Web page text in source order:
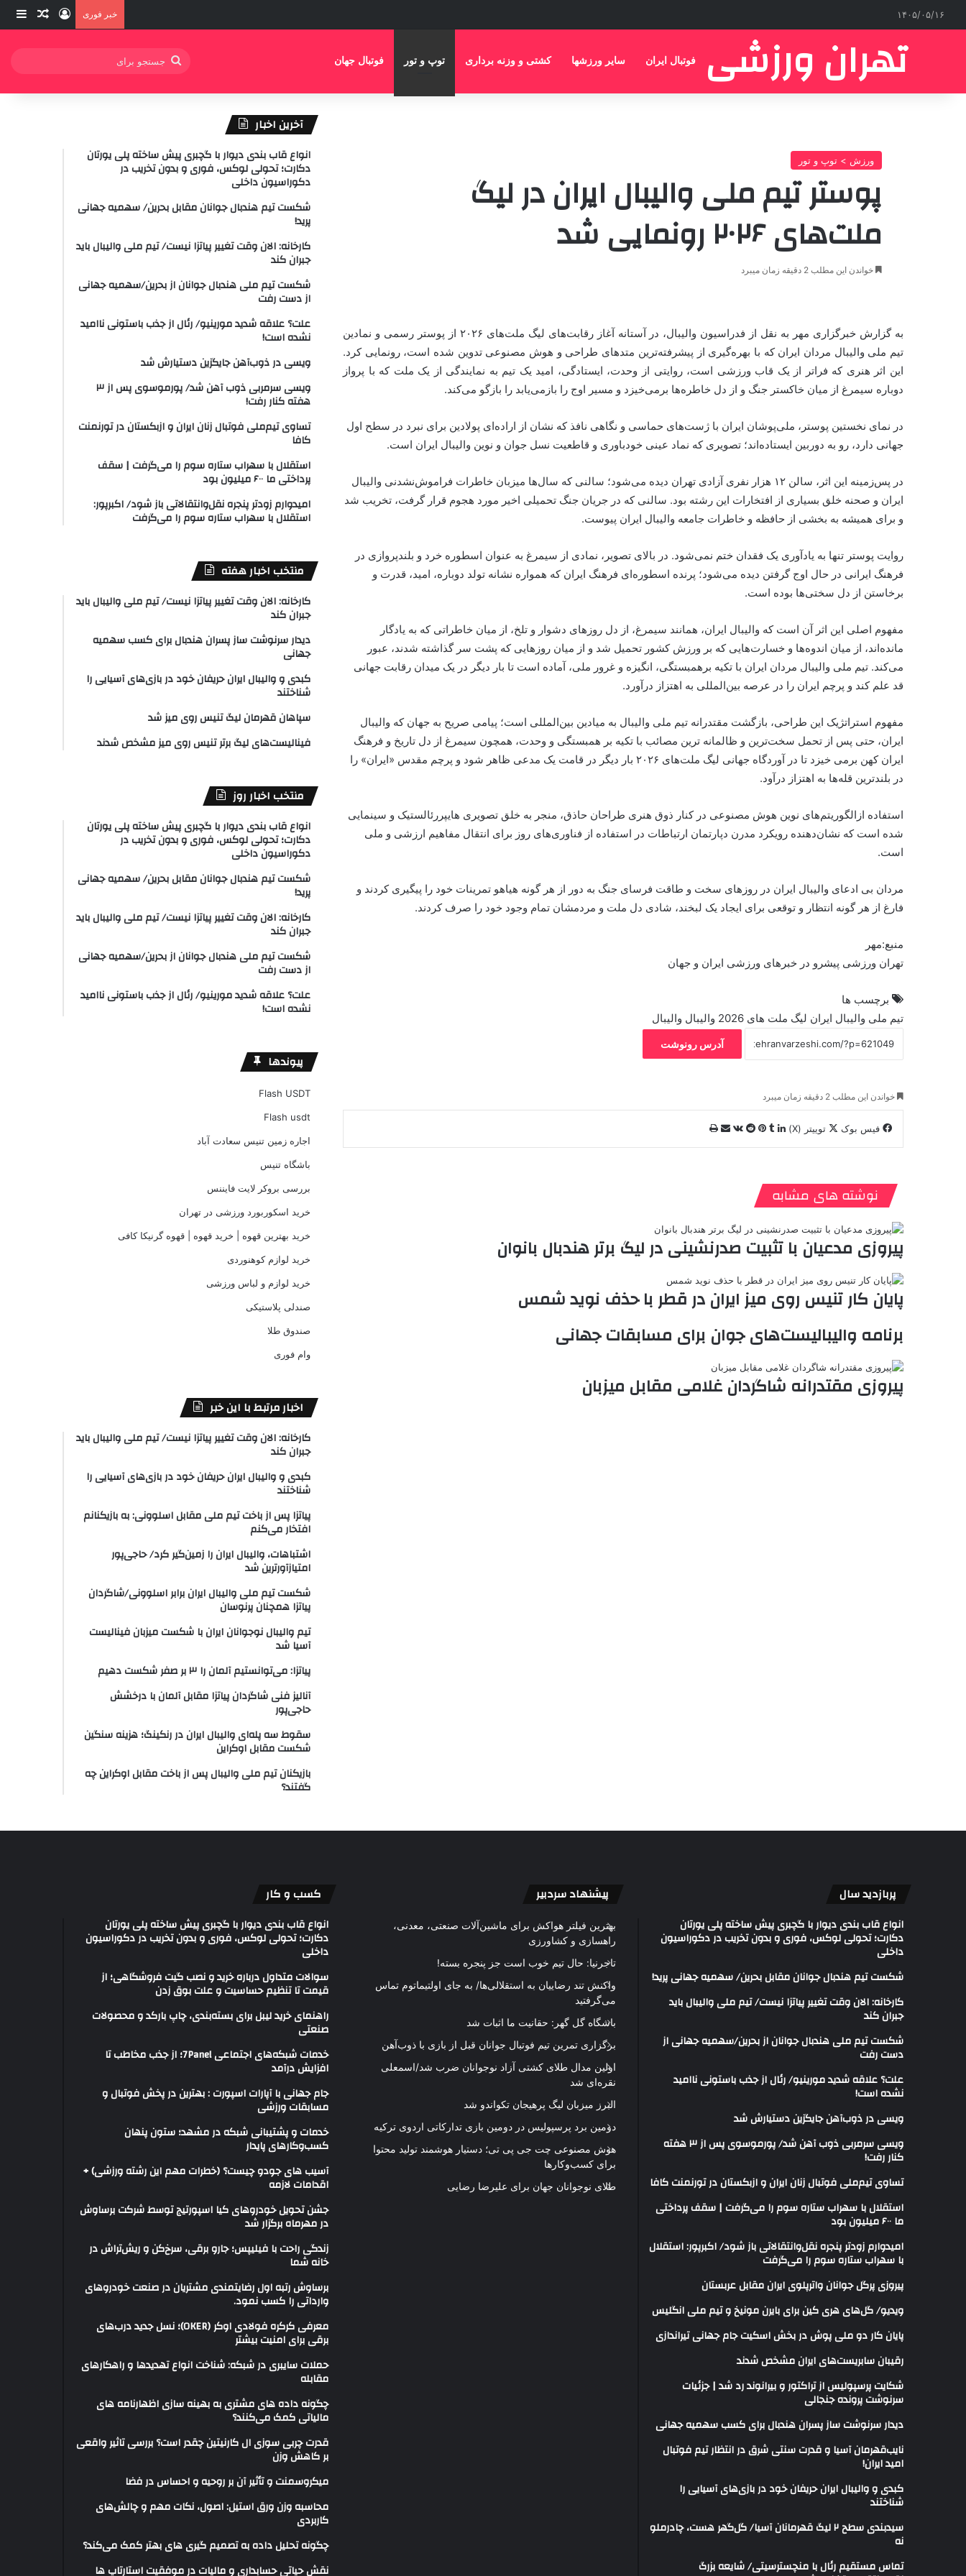
۱۴۰۵/۰۵/۱۶ خبر فوری ورود نوشته
تهران ورزشی فوتبال ایران سایر ورزشها کشتی و وزنه برداری توپ و تور فوتبال جهان
جستجو
ورزش > توپ و تور
پوستر تیم ملی والیبال ایران در لیگ
ملت‌های ۲۰۲۶ رونمایی شد
خواندن این مطلب 2 دقیقه زمان میبرد
به گزارش خبرگزاری مهر به نقل از فدراسیون والیبال، در آستانه آغاز رقابت‌های لیگ ملت‌های ۲۰۲۶ از پوستر رسمی و نمادین
تیم ملی والیبال مردان ایران که با بهره‌گیری از پیشرفته‌ترین متدهای طراحی و هوش مصنوعی تدوین شده است، رونمایی کرد.
این اثر هنری که فراتر از یک قاب ورزشی است، روایتی از وحدت، ایستادگی، امید یک تیم به نمایندگی از یک ملت که با پرواز
دوباره سیمرغ از میان خاکستر جنگ و از دل خاطره‌ها برمی‌خیزد و مسیر اوج را بازمی‌یابد را بازگو می‌کند.
در نمای نخستین پوستر، ملی‌پوشان ایران با ژست‌های حماسی و نگاهی نافذ که نشان از اراده‌ای پولادین برای نبرد در سطح اول
جهانی دارد، رو به دوربین ایستاده‌اند؛ تصویری که نماد عینی خودباوری و قاطعیت نسل جوان و نوین والیبال ایران است.
در پس‌زمینه این اثر، سالن ۱۲ هزار نفری آزادی تهران دیده می‌شود؛ سالنی که سال‌ها میزبان خاطرات فراموش‌نشدنی والیبال
ایران و صحنه خلق بسیاری از افتخارات این رشته بود. سالنی که در جریان جنگ تحمیلی اخیر مورد هجوم قرار گرفت، تخریب شد
و برای همیشه به بخشی از حافظه و خاطرات جامعه والیبال ایران پیوست.
روایت پوستر تنها به یادآوری یک فقدان ختم نمی‌شود. در بالای تصویر، نمادی از سیمرغ به عنوان اسطوره خرد و بلندپروازی در
فرهنگ ایرانی در حال اوج گرفتن دیده می‌شود؛ پرنده اسطوره‌ای فرهنگ ایران که همواره نشانه تولد دوباره، امید، قدرت و
برخاستن از دل سختی‌ها بوده است.
مفهوم اصلی این اثر آن است که والیبال ایران، همانند سیمرغ، از دل روزهای دشوار و تلخ، از میان خاطراتی که به یادگار
مانده‌اند، از میان اندوه‌ها و خسارت‌هایی که بر ورزش کشور تحمیل شد و از میان روزهایی که پشت سر گذاشته شدند، عبور
می‌کند. تیم ملی والیبال مردان ایران با تکیه برهمبستگی، انگیزه و غرور ملی، آماده است تا بار دیگر در یک میدان رقابت جهانی
قد علم کند و پرچم ایران را در عرصه بین‌المللی به اهتزاز درآورد.
مفهوم استراتژیک این طراحی، بازگشت مقتدرانه تیم ملی والیبال به میادین بین‌المللی است؛ پیامی صریح به جهان که والیبال
ایران، حتی پس از تحمل سخت‌ترین و ظالمانه ترین مصائب با تکیه بر همبستگی و وحدت، همچون سیمرغ از دل تاریخ و فرهنگ
ایران کهن برمی خیزد تا در آوردگاه جهانی لیگ ملت‌های ۲۰۲۶ بار دیگر در قامت یک مدعی ظاهر شود و پرچم مقدس «ایران» را
در بلندترین قله‌ها به اهتزاز درآود.
استفاده ازالگوریتم‌های نوین هوش مصنوعی در کنار ذوق هنری طراحان حاذق، منجر به خلق تصویری هایپررئالستیک و سینمایی
شده است که نشان‌دهنده رویکرد مدرن دپارتمان ارتباطات در استفاده از فناوری‌های روز برای انتقال مفاهیم ارزشی و ملی
است.
مردان بی ادعای والیبال ایران در روزهای سخت و طاقت فرسای جنگ به دور از هر گونه هیاهو تمرینات خود را پیگیری کردند و
فارغ از هر گونه انتظار و توقعی برای ایجاد یک لبخند، شادی دل ملت و مردمشان تمام وجود خود را صرف کردند.
منبع:مهر
تهران ورزشی پیشرو در خبرهای ورزشی ایران و جهان
برچسب ها
تیم ملی والیبال ایران لیگ ملت های 2026 والیبال والیبال
آدرس رونوشت
خواندن این مطلب 2 دقیقه زمان میبرد
فیس بوک توییتر (X)
ل
ر
ت
k
t
ر
ه
نوشته های مشابه
پیروزی مدعیان با تثبیت صدرنشینی در لیگ برتر هندبال بانوان
پایان کار تنیس روی میز ایران در قطر با حذف نوید شمس
برنامه والیبالیست‌های جوان برای مسابقات جهانی
پیروزی مقتدرانه شاگردان غلامی مقابل میزبان
آخرین اخبار
انواع قاب بندی دیوار با گچبری پیش ساخته پلی یورتان
دکارت؛ تحولی لوکس، فوری و بدون تخریب در
دکوراسیون داخلی
شکست تیم هندبال جوانان مقابل بحرین/ سهمیه جهانی
پرید!
کارخانه: الان وقت تغییر پیاتزا نیست/ تیم ملی والیبال باید
جبران کند
شکست تیم ملی هندبال جوانان از بحرین/سهمیه جهانی
از دست رفت
علت؟ علاقه شدید مورینیو/ رئال از جذب باستونی ناامید
نشده است!
ویسی در ذوب‌آهن جایگزین دستیارش شد
ویسی سرمربی ذوب آهن شد/ پورموسوی پس از ۳
هفته کنار رفت!
تساوی تیم‌ملی فوتبال زنان ایران و ازبکستان در تورنمنت
کافا
استقلال با سهراب ستاره سوم را می‌گرفت | سقف
پرداختی ما ۶۰۰ میلیون بود
امیدوارم زودتر پنجره نقل‌وانتقالاتی باز شود/ اکبرپور:
استقلال با سهراب ستاره سوم را می‌گرفت
منتخب اخبار هفته
کارخانه: الان وقت تغییر پیاتزا نیست/ تیم ملی والیبال باید
جبران کند
دیدار سرنوشت ساز پسران هندبال برای کسب سهمیه
جهانی
کبدی و والیبال ایران حریفان خود در بازی‌های آسیایی را
شناختند
سپاهان قهرمان لیگ تنیس روی میز شد
فینالیست‌های لیگ برتر تنیس روی میز مشخص شدند
منتخب اخبار روز
انواع قاب بندی دیوار با گچبری پیش ساخته پلی یورتان
دکارت؛ تحولی لوکس، فوری و بدون تخریب در
دکوراسیون داخلی
شکست تیم هندبال جوانان مقابل بحرین/ سهمیه جهانی
پرید!
کارخانه: الان وقت تغییر پیاتزا نیست/ تیم ملی والیبال باید
جبران کند
شکست تیم ملی هندبال جوانان از بحرین/سهمیه جهانی
از دست رفت
علت؟ علاقه شدید مورینیو/ رئال از جذب باستونی ناامید
نشده است!
پیوندها
Flash USDT
Flash usdt
اجاره زمین تنیس سعادت آباد
باشگاه تنیس
بررسی بروکر لایت فایننس
خرید اسکوربورد ورزشی در تهران
خرید بهترین قهوه | خرید قهوه | قهوه گرنیکا کافی
خرید لوازم کوهنوردی
خرید لوازم و لباس ورزشی
صندلی پلاستیکی
صندوق طلا
وام فوری
اخبار مرتبط با این خبر
کارخانه: الان وقت تغییر پیاتزا نیست/ تیم ملی والیبال باید
جبران کند
کبدی و والیبال ایران حریفان خود در بازی‌های آسیایی را
شناختند
پیاتزا پس از باخت تیم ملی مقابل اسلوونی: به بازیکنانم
افتخار می‌کنم
اشتباهات، والیبال ایران را زمین‌گیر کرد/ حاجی‌پور
امتیازآورترین شد
شکست تیم ملی والیبال ایران برابر اسلوونی/شاگردان
پیاتزا همچنان پرنوسان
تیم والیبال نوجوانان ایران با شکست میزبان فینالیست
آسیا شد
پیاتزا: می‌توانستیم آلمان را ۳ بر صفر شکست دهیم
آنالیز فنی شاگردان پیاتزا مقابل آلمان با درخشش
حاجی‌پور
سقوط سه پله‌ای والیبال ایران در رنکینگ؛ هزینه سنگین
شکست مقابل اوکراین
بازیکنان تیم ملی والیبال پس از باخت مقابل اوکراین چه
گفتند؟
کسب و کار
انواع قاب بندی دیوار با گچبری پیش ساخته پلی یورتان
دکارت؛ تحولی لوکس، فوری و بدون تخریب در دکوراسیون
داخلی
سوالات متداول درباره خرید و نصب گیت فروشگاهی؛ از
قیمت تا تنظیم حساسیت و علت بوق زدن
راهنمای خرید لیبل برای بسته‌بندی، چاپ بارکد و محصولات
صنعتی
خدمات شبکه‌های اجتماعی 7Panel؛ از جذب مخاطب تا
افزایش درآمد
جام جهانی با آپارات اسپورت : بهترین در پخش فوتبال و
مسابقات ورزشی
خدمات و پشتیبانی شبکه در مشهد؛ ستون پنهان
کسب‌وکارهای پایدار
آسیب های جودو چیست؟ (خطرات مهم این رشته ورزشی) +
اقدامات لازمه
جشن تحویل خودروهای کیا اسپورتیج توسط شرکت برساوش
در مهرماه برگزار شد
زندگی راحت با فیلیپس؛ جارو برقی، سرخ‌کن و ریش‌تراش در
خانه شما
برساوش رتبه اول رضایتمندی مشتریان در صنعت خودروهای
وارداتی را کسب نمود.
معرفی کرکره فولادی اوکر (OKER)؛ نسل جدید درب‌های
برقی برای امنیت بیشتر
حملات سایبری در شبکه: شناخت انواع تهدیدها و راهکارهای
مقابله
چگونه داده های مشتری به بهینه سازی اظهارنامه های
مالیاتی کمک می‌کنند؟
قدرت چربی سوزی ال کارنیتین چقدر است؟ بررسی تاثیر واقعی
بر کاهش وزن
میکروسمنت و تأثیر آن بر روحیه و احساس در فضا
محاسبه وزن ورق استیل: اصول، نکات مهم و چالش‌های
کاربردی
چگونه تحلیل داده به تصمیم گیری های بهتر کمک می‌کند؟
نقش حیاتی حسابداری و مالیات در موفقیت استارتاپ ها
پیشنهاد سردبیر
بهترین فیلتر هواکش برای ماشین‌آلات صنعتی، معدنی،
راهسازی و کشاورزی
تاجرنیا: حال تیم خوب است جز پنجره بسته!
واکنش تند رضاییان به استقلالی‌ها/ به جای اولتیماتوم تماس
می‌گرفتید
باشگاه گل گهر: حقانیت ما اثبات شد
برگزاری تمرین تیم فوتبال جوانان قبل از بازی با ذوب‌آهن
اولین مدال طلای کشتی آزاد نوجوانان ضرب شد/اسمعلی
نقره‌ای شد
البرز میزبان لیگ پرهیجان تکواندو شد
دومین برد پرسپولیس در دومین بازی تدارکاتی اردوی ترکیه
هوش مصنوعی چت جی پی تی؛ دستیار هوشمند تولید محتوا
برای کسب‌وکارها
طلای نوجوانان جهان برای علیرضا رضایی
پربازدید سال
انواع قاب بندی دیوار با گچبری پیش ساخته پلی یورتان
دکارت؛ تحولی لوکس، فوری و بدون تخریب در دکوراسیون
داخلی
شکست تیم هندبال جوانان مقابل بحرین/ سهمیه جهانی پرید!
کارخانه: الان وقت تغییر پیاتزا نیست/ تیم ملی والیبال باید
جبران کند
شکست تیم ملی هندبال جوانان از بحرین/سهمیه جهانی از
دست رفت
علت؟ علاقه شدید مورینیو/ رئال از جذب باستونی ناامید
نشده است!
ویسی در ذوب‌آهن جایگزین دستیارش شد
ویسی سرمربی ذوب آهن شد/ پورموسوی پس از ۳ هفته
کنار رفت!
تساوی تیم‌ملی فوتبال زنان ایران و ازبکستان در تورنمنت کافا
استقلال با سهراب ستاره سوم را می‌گرفت | سقف پرداختی
ما ۶۰۰ میلیون بود
امیدوارم زودتر پنجره نقل‌وانتقالاتی باز شود/ اکبرپور: استقلال
با سهراب ستاره سوم را می‌گرفت
پیروزی پرگل جوانان واترپلوی ایران مقابل عربستان
ویدیو/ گل‌های هری‌ کین برای بایرن مونیخ و تیم ملی انگلیس
پایان کار دو ملی پوش در بخش اسکیت جام جهانی تیراندازی
رقیبان سابریست‌های ایران مشخص شدند
شکایت پرسپولیس از تراکتور و بیرانوند رد شد | جزئیات
سرنوشت پرونده جنجالی
دیدار سرنوشت ساز پسران هندبال برای کسب سهمیه جهانی
نایب‌قهرمان آسیا و قدرت سنتی شرق در انتظار تیم فوتبال
امید ایران!
کبدی و والیبال ایران حریفان خود در بازی‌های آسیایی را
شناختند
سیدبندی سطح ۲ لیگ قهرمانان آسیا/ گل‌گهر هست، چادرملو
نه
تماس مستقیم رئال با منچسترسیتی/ شایعه بزرگ